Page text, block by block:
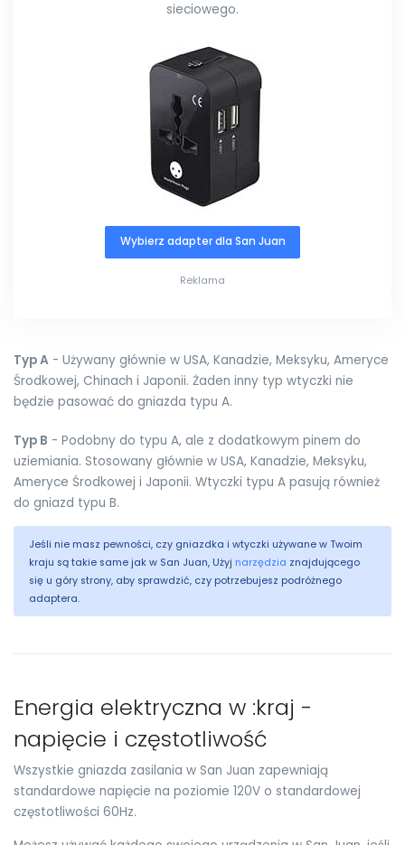
sieciowego.
Wybierz adapter dla San Juan
Reklama
Typ A - Używany głównie w USA, Kanadzie, Meksyku, Ameryce
Środkowej, Chinach i Japonii. Żaden inny typ wtyczki nie
będzie pasować do gniazda typu A.
Typ B - Podobny do typu A, ale z dodatkowym pinem do
uziemiania. Stosowany głównie w USA, Kanadzie, Meksyku,
Ameryce Środkowej i Japonii. Wtyczki typu A pasują również
do gniazd typu B.
Jeśli nie masz pewności, czy gniazdka i wtyczki używane w Twoim
kraju są takie same jak w San Juan, Użyj narzędzia znajdującego
się u góry strony, aby sprawdzić, czy potrzebujesz podróżnego
adaptera.
Energia elektryczna w :kraj -
napięcie i częstotliwość
Wszystkie gniazda zasilania w San Juan zapewniają
standardowe napięcie na poziomie 120V o standardowej
częstotliwości 60Hz.